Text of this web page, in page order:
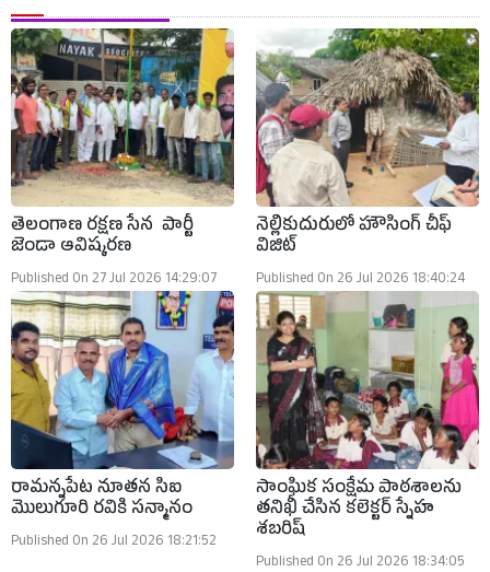
తెలంగాణ రక్షణ సేన పార్టీ
జెండా ఆవిష్కరణ
Published On 27 Jul 2026 14:29:07
నెల్లికుదురులో హౌసింగ్ చీఫ్
విజిట్
Published On 26 Jul 2026 18:40:24
రామన్నపేట నూతన సిఐ
మొలుగూరి రవికి సన్మానం
Published On 26 Jul 2026 18:21:52
సాంఘిక సంక్షేమ పాఠశాలను
తనిఖీ చేసిన కలెక్టర్ స్నేహ
శబరిష్
Published On 26 Jul 2026 18:34:05